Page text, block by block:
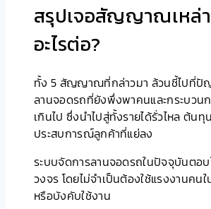
สรุปเจอสัญญาณเหล่
อะไรต่อ?
ทั้ง 5 สัญญาณที่กล่าวมา ล้วนชี้ไปที่ปั
ลานจอดรถที่ยังพึ่งพาคนและกระบวน
เกินไป ซึ่งนำไปสู่ทั้งรายได้รั่วไหล ต้นทุ
ประสบการณ์ลูกค้าที่แย่ลง
ระบบจัดการลานจอดรถในปัจจุบันตอ
วงจร โดยไม่จำเป็นต้องใช้แรงงานคน
หรือบังคับใช้งาน